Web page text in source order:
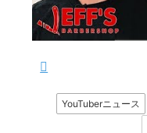
YouTuberニュース